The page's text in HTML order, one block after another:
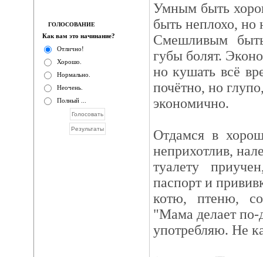
ГОЛОСОВАНИЕ
Как вам это начинание?
Отлично!
Хорошо.
Нормально.
Неочень.
Полный ...
Умным быть
быть неплохо, но
Смешливым
губы болят.
но кушать всё
почётно, но
экономично.
Отдамся в
неприхотлив,
туалету
паспорт и
котю, птеню,
"Мама делает по-
употребляю. Не